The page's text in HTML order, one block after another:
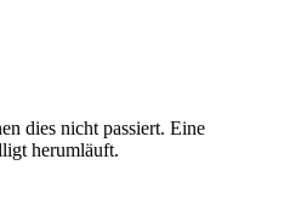
dies nicht passiert. Eine
herumläuft.